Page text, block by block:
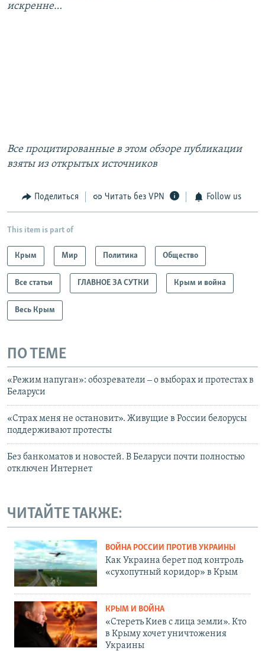
искренне…
Все процитированные в этом обзоре публикации
взяты из открытых источников
Поделиться Читать без VPN Follow us
This item is part of
Крым Мир Политика Общество
Все статьи ГЛАВНОЕ ЗА СУТКИ Крым и война
Весь Крым
ПО ТЕМЕ
«Режим напуган»: обозреватели ‒ о выборах и протестах в
Беларуси
«Страх меня не остановит». Живущие в России белорусы
поддерживают протесты
Без банкоматов и новостей. В Беларуси почти полностью
отключен Интернет
ЧИТАЙТЕ ТАКЖЕ:
ВОЙНА РОССИИ ПРОТИВ УКРАИНЫ
Как Украина берет под контроль
«сухопутный коридор» в Крым
КРЫМ И ВОЙНА
«Стереть Киев с лица земли». Кто
в Крыму хочет уничтожения
Украины